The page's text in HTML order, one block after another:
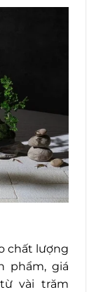
chất lượng
phẩm, giá
vài trăm